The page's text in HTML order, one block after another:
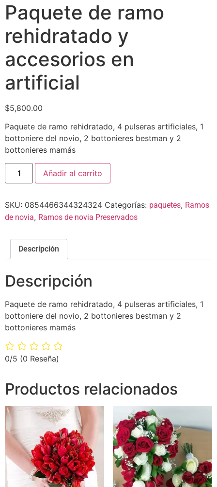
Paquete de ramo
rehidratado y
accesorios en
artificial
$5,800.00
Paquete de ramo rehidratado, 4 pulseras artificiales, 1
bottoniere del novio, 2 bottonieres bestman y 2
bottonieres mamás
Añadir al carrito
SKU: 0854466344324324 Categorías: paquetes, Ramos
de novia, Ramos de novia Preservados
Descripción
Descripción
Paquete de ramo rehidratado, 4 pulseras artificiales, 1
bottoniere del novio, 2 bottonieres bestman y 2
bottonieres mamás
0/5 (0 Reseña)
Productos relacionados